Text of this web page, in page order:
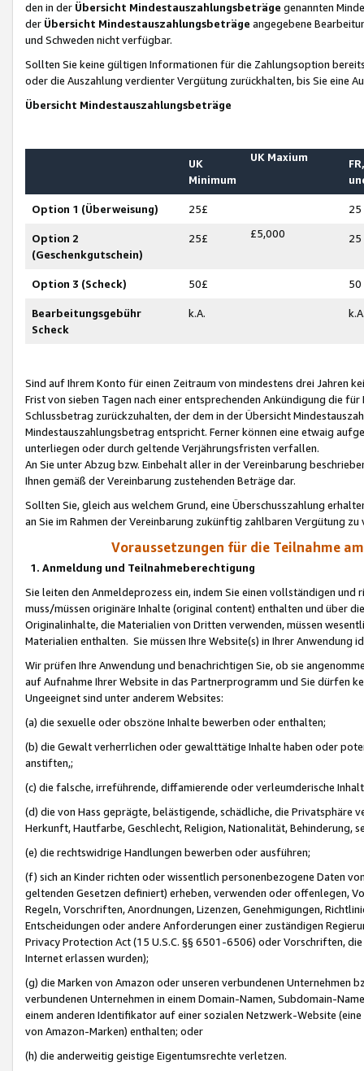
den in der Übersicht Mindestauszahlungsbeträge genannten
der Übersicht Mindestauszahlungsbeträge angegebene
und Schweden nicht verfügbar.
Sollten Sie keine gültigen Informationen für die Zahlungsoption
oder die Auszahlung verdienter Vergütung zurückhalten, bis Sie
Übersicht Mindestauszahlungsbeträge
UK
Minimum
UK Maxium
Option 1 (Überweisung) 25£ 25
Option 2
(Geschenkgutschein)
25£ £5,000 25
Option 3 (Scheck) 50£ 50
Bearbeitungsgebühr
Scheck
k.A.
Sind auf Ihrem Konto für einen Zeitraum von mindestens drei Jahren
Frist von sieben Tagen nach einer entsprechenden Ankündigung die
Schlussbetrag zurückzuhalten, der dem in der Übersicht
Mindestauszahlungsbetrag entspricht. Ferner können eine etwaig
unterliegen oder durch geltende Verjährungsfristen verfallen.
An Sie unter Abzug bzw. Einbehalt aller in der Vereinbarung
Ihnen gemäß der Vereinbarung zustehenden Beträge dar.
Sollten Sie, gleich aus welchem Grund, eine Überschusszahlung
an Sie im Rahmen der Vereinbarung zukünftig zahlbaren Vergütung zu
Voraussetzungen für die Teilnahme
1. Anmeldung und Teilnahmeberechtigung
Sie leiten den Anmeldeprozess ein, indem Sie einen vollständigen
muss/müssen originäre Inhalte (original content) enthalten und über
Originalinhalte, die Materialien von Dritten verwenden, müssen
Materialien enthalten. Sie müssen Ihre Website(s) in Ihrer Anwendung
Wir prüfen Ihre Anwendung und benachrichtigen Sie, ob sie
auf Aufnahme Ihrer Website in das Partnerprogramm und Sie dürfen
Ungeeignet sind unter anderem Websites:
(a) die sexuelle oder obszöne Inhalte bewerben oder enthalten;
(b) die Gewalt verherrlichen oder gewalttätige Inhalte haben oder
anstiften,;
(c) die falsche, irreführende, diffamierende oder verleumderische
(d) die von Hass geprägte, belästigende, schädliche, die Privatsphäre
Herkunft, Hautfarbe, Geschlecht, Religion, Nationalität, Behinderung,
(e) die rechtswidrige Handlungen bewerben oder ausführen;
(f) sich an Kinder richten oder wissentlich personenbezogene Daten
geltenden Gesetzen definiert) erheben, verwenden oder offenlegen,
Regeln, Vorschriften, Anordnungen, Lizenzen, Genehmigungen,
Entscheidungen oder andere Anforderungen einer zuständigen
Privacy Protection Act (15 U.S.C. §§ 6501-6506) oder Vorschriften,
Internet erlassen wurden);
(g) die Marken von Amazon oder unseren verbundenen Unternehmen
verbundenen Unternehmen in einem Domain-Namen, Subdomain-
einem anderen Identifikator auf einer sozialen Netzwerk-Website
von Amazon-Marken) enthalten; oder
(h) die anderweitig geistige Eigentumsrechte verletzen.